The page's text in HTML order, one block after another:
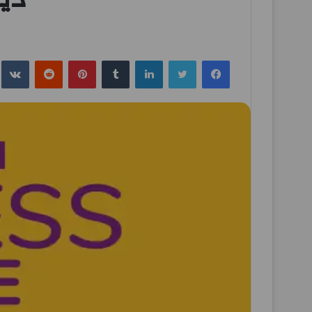
فيسبوك تويتر لينكدإن بينتيريست